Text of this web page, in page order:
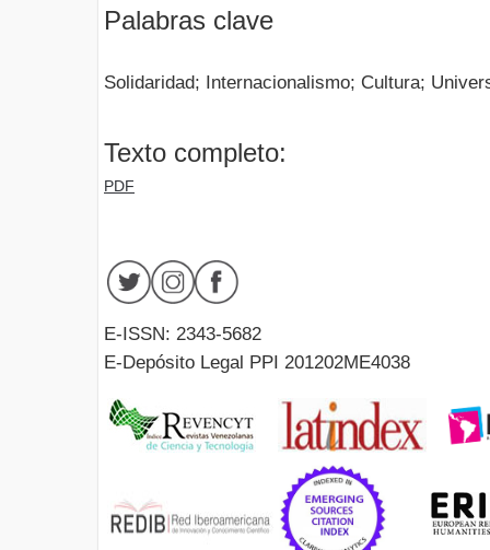
Palabras clave
Solidaridad; Internacionalismo; Cultura;
Texto completo:
PDF
E-ISSN: 2343-5682
E-Depósito Legal PPI 201202ME4038